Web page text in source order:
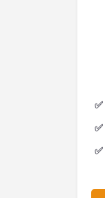
✅
✅
✅